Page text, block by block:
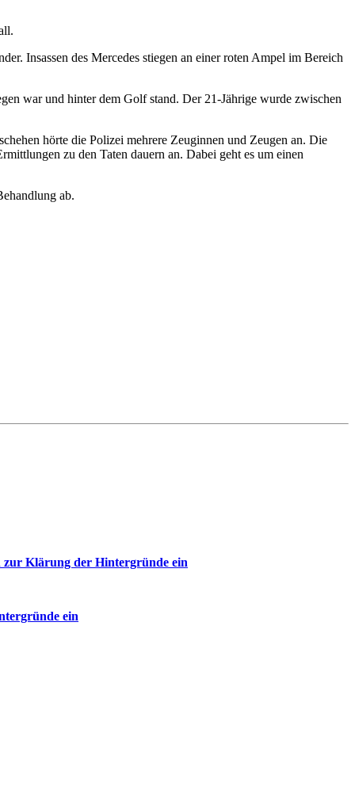
Insassen des Mercedes stiegen an einer roten Ampel im Bereich
war und hinter dem Golf stand. Der 21-Jährige wurde zwischen
hörte die Polizei mehrere Zeuginnen und Zeugen an. Die
zu den Taten dauern an. Dabei geht es um einen
ab.
zur Klärung der Hintergründe ein
ein